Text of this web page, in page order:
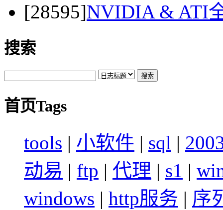
[28595]NVIDIA & ATI
搜索
首页Tags
tools | 小软件 | sql |
动易 | ftp | 代理 | s1 |
windows | http服务 | 序